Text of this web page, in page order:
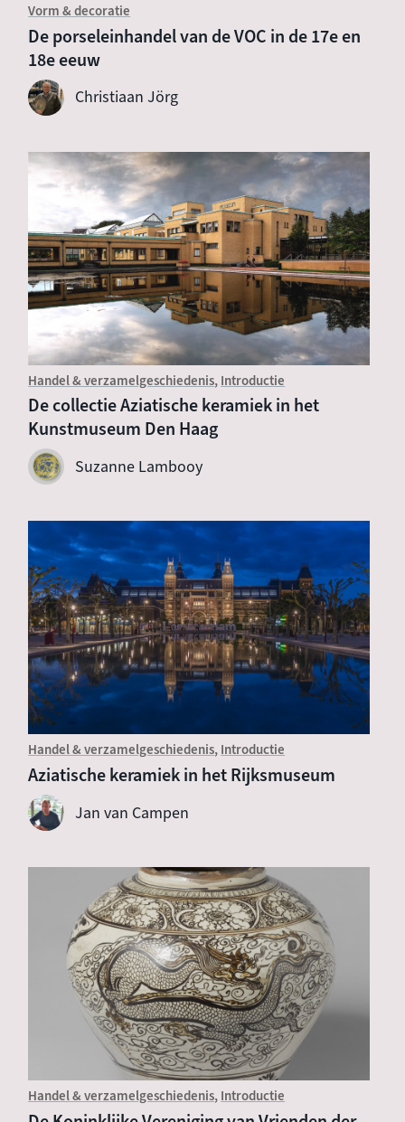
Vorm & decoratie
De porseleinhandel van de VOC in de 17e en
18e eeuw
Christiaan Jörg
Handel & verzamelgeschiedenis Introductie
De collectie Aziatische keramiek in het
Kunstmuseum Den Haag
Suzanne Lambooy
Handel & verzamelgeschiedenis Introductie
Aziatische keramiek in het Rijksmuseum
Jan van Campen
Handel & verzamelgeschiedenis Introductie